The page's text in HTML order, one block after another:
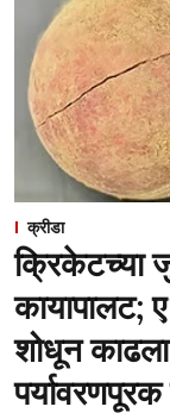
क्रीडा
क्रिकेटच्या
कायापालट;
शोधून